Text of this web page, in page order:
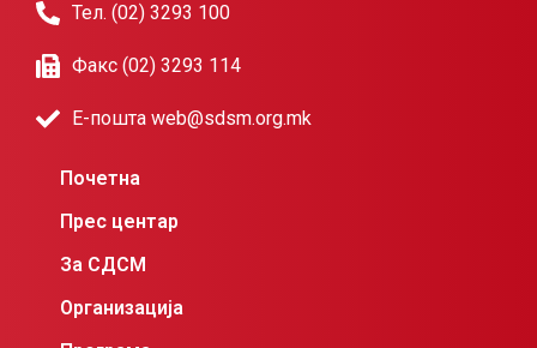
Тел. (02) 3293 100
Факс (02) 3293 114
Е-пошта web@sdsm.org.mk
Почетна
Прес центар
За СДСМ
Организација